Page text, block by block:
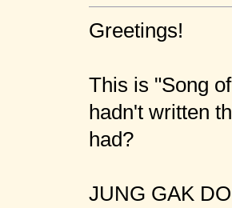
Greetings!
This is "Song
hadn't written
had?
JUNG GAK